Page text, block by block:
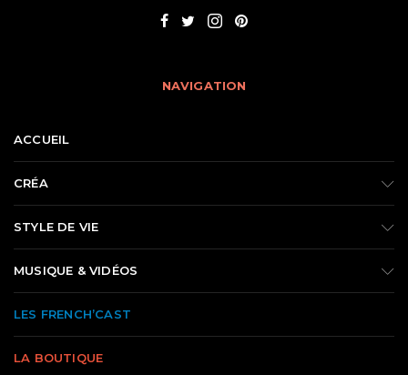
NAVIGATION
ACCUEIL
CRÉA
STYLE DE VIE
MUSIQUE & VIDÉOS
LES FRENCH’CAST
LA BOUTIQUE